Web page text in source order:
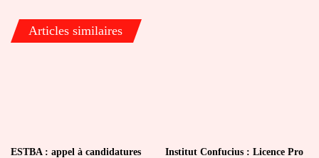
préparation
Articles similaires
ESTBA : appel à candidatures
Institut Confucius : Licence Pro